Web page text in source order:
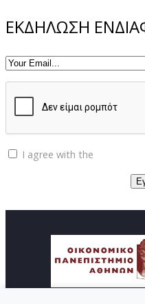
ΕΚΔΗΛΩΣΗ
I agree with the